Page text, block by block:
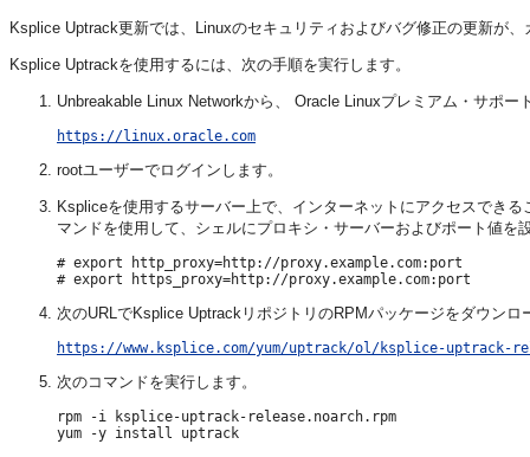
Ksplice Uptrack更新では、Linuxのセキュリティおよびバグ修正の更新が
Ksplice Uptrackを使用するには、次の手順を実行します。
Unbreakable Linux Networkから、 Oracle Linuxプレミアム・サポ
https://linux.oracle.com
rootユーザーでログインします。
Kspliceを使用するサーバー上で、インターネットにアクセスでき
マンドを使用して、シェルにプロキシ・サーバーおよびポート値を
# export http_proxy=http://proxy.example.com:port
次のURLでKsplice UptrackリポジトリのRPMパッケージをダウンロ
https://www.ksplice.com/yum/uptrack/ol/ksplice-uptrack-
次のコマンドを実行します。
rpm -i ksplice-uptrack-release.noarch.rpm